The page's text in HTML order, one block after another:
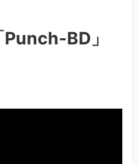
BD」